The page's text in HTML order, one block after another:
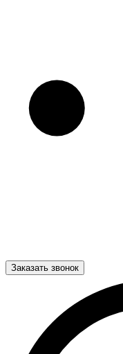
Заказать звонок